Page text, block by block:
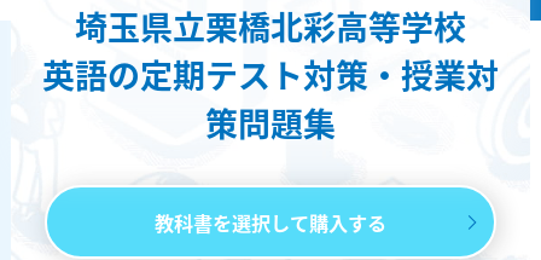
埼玉県立栗橋北彩高等学校
英語の定期テスト対策・授業対
策問題集
教科書を選択して購入する